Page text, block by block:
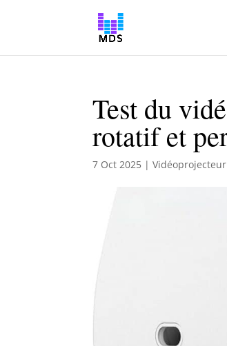
Test du
rotatif et
7 Oct 2025 |